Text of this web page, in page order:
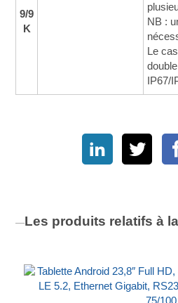
9/9
K
NB :
Le
IP67/
Les produits relatifs à